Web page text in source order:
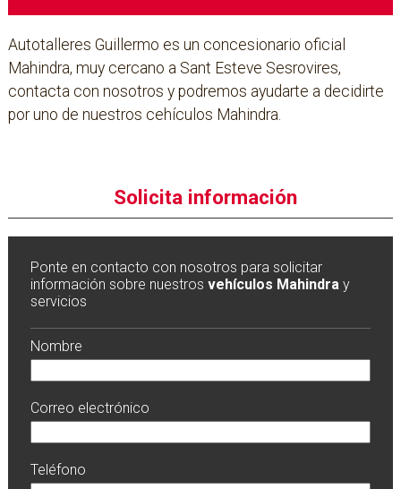
Autotalleres Guillermo es un concesionario oficial
Mahindra, muy cercano a Sant Esteve Sesrovires,
contacta con nosotros y podremos ayudarte a decidirte
por uno de nuestros cehículos Mahindra.
Solicita información
Ponte en contacto con nosotros para solicitar
información sobre nuestros vehículos Mahindray
servicios
Nombre
Correo electrónico
Teléfono